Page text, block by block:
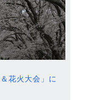
花火大会」に